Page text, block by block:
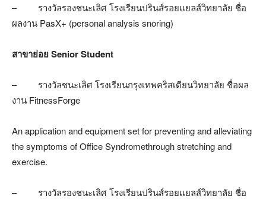
– รางวัลรองชนะเลิศ โรงเรียนปรินส์รอยเเยลส์วิทยาลัย ชื่อ
ผลงาน PasX+ (personal analysis snoring)
สาขาย่อยSenior Student
– รางวัลชนะเลิศ โรงเรียนกรุงเทพคริสเตียนวิทยาลัย ชื่อผล
งาน FitnessForge
An application and equipment set for preventing and alleviating
the symptoms of Office Syndromethrough stretching and
exercise.
– รางวัลรองชนะเลิศ โรงเรียนปรินส์รอยเเยลส์วิทยาลัย ชื่อ